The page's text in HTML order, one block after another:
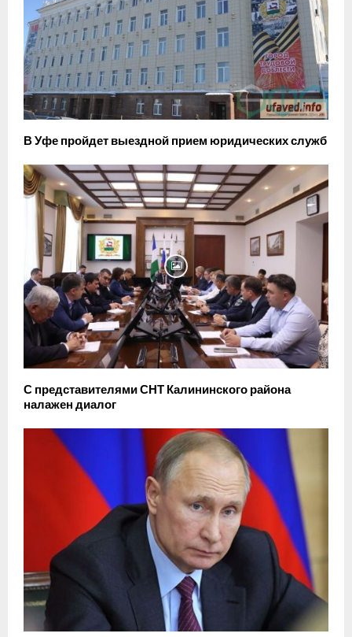
В Уфе пройдет выездной прием юридических служб
С представителями СНТ Калининского района
налажен диалог